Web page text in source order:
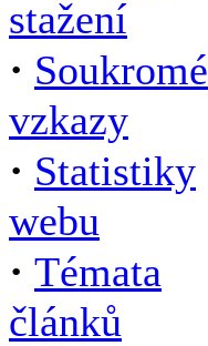
stažení
· Soukromé
vzkazy
· Statistiky
webu
· Témata
článků